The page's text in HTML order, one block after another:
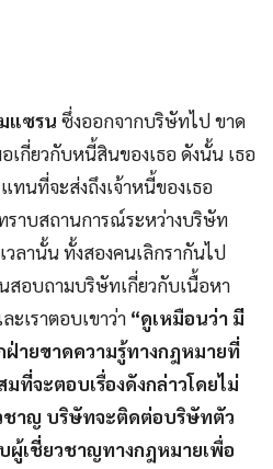
แซรน ซึ่งออกจากบริษัทไป ขาด
เกี่ยวกับหนี้สินของเธอ ดังนั้น เธอ
ทนที่จะส่งถึงเจ้าหนี้ของเธอ
ราบสถานการณ์ระหว่างบริษัท
ลานั้น ทั้งสองคนเลิกรากันไป
อบถามบริษัทเกี่ยวกับเนื้อหา
เราตอบเขาว่า “ดูเหมือนว่า มี
ฝ่ายขาดความรู้ทางกฎหมายที่
ที่จะตอบเรื่องดังกล่าวโดยไม่
ชาญ บริษัทจะติดต่อบริษัทตัว
เชี่ยวชาญทางกฎหมายเพื่อ